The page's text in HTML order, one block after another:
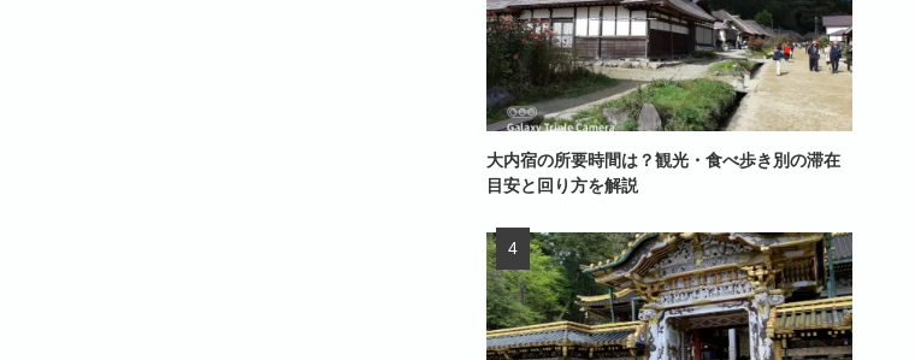
大内宿の所要時間は？観光・食べ歩き別の滞在
目安と回り方を解説